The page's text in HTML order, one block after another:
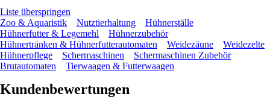
Liste überspringen
Zoo & Aquaristik
Nutztierhaltung
Hühnerställe
Hühnerfutter & Legemehl
Hühnerzubehör
Hühnertränken & Hühnerfutterautomaten
Weidezäune
Weidezelte
Hühnerpflege
Schermaschinen
Schermaschinen Zubehör
Brutautomaten
Tierwaagen & Futterwaagen
Kundenbewertungen